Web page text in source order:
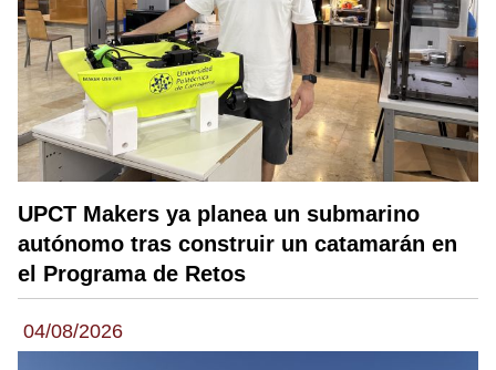
UPCT Makers ya planea un submarino
autónomo tras construir un catamarán en
el Programa de Retos
04/08/2026